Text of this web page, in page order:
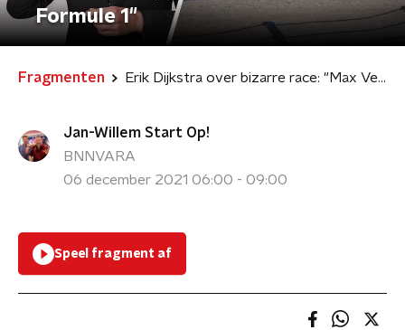
Formule 1"
Fragmenten Erik Dijkstra over bizarre race: "Max Verstappen Darth Vader van Formule 1"
Jan-Willem Start Op!
BNNVARA
06 december 2021 06:00 - 09:00
Speel fragment af